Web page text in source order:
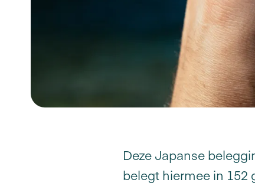
Deze Japanse
belegt hiermee in